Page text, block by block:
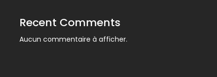
Recent Comments
Aucun commentaire à afficher.